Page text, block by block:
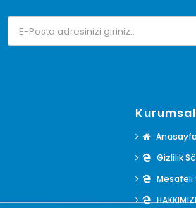
Kurumsal
Gizlilik
Mesafeli